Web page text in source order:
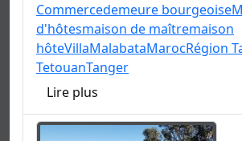
Commercedemeure bourgeoise
d'hôtesmaison de maîtremaison
hôteVillaMalabataMarocRégion
TetouanTanger
Lire plus